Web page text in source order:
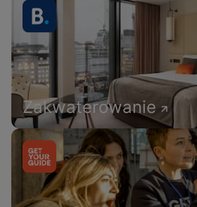
Zakwaterowanie